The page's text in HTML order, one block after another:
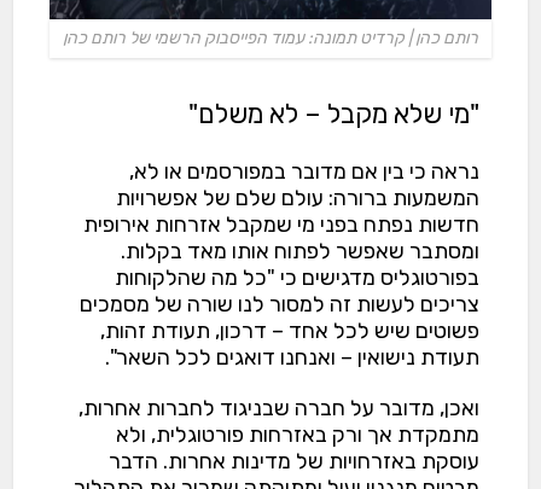
רותם כהן | קרדיט תמונה: עמוד הפייסבוק הרשמי של רותם כהן
"מי שלא מקבל – לא משלם"
נראה כי בין אם מדובר במפורסמים או לא,
המשמעות ברורה: עולם שלם של אפשרויות
חדשות נפתח בפני מי שמקבל אזרחות אירופית
ומסתבר שאפשר לפתוח אותו מאד בקלות.
בפורטוגליס מדגישים כי "כל מה שהלקוחות
צריכים לעשות זה למסור לנו שורה של מסמכים
פשוטים שיש לכל אחד – דרכון, תעודת זהות,
תעודת נישואין – ואנחנו דואגים לכל השאר".
ואכן, מדובר על חברה שבניגוד לחברות אחרות,
מתמקדת אך ורק באזרחות פורטוגלית, ולא
עוסקת באזרחויות של מדינות אחרות. הדבר